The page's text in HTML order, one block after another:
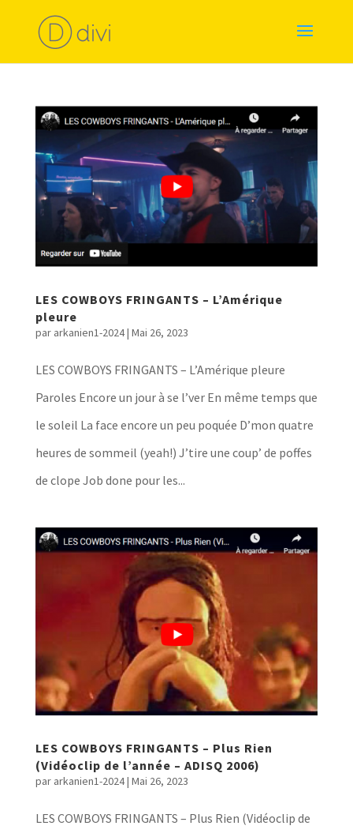
LES COWBOYS FRINGANTS – L’Amérique
pleure
par arkanien1-2024| Mai 26, 2023
LES COWBOYS FRINGANTS – L’Amérique pleure
Paroles Encore un jour à se l’ver En même temps que
le soleil La face encore un peu poquée D’mon quatre
heures de sommeil (yeah!) J’tire une coup’ de poffes
de clope Job done pour les...
LES COWBOYS FRINGANTS – Plus Rien
(Vidéoclip de l’année – ADISQ 2006)
par arkanien1-2024| Mai 26, 2023
LES COWBOYS FRINGANTS – Plus Rien (Vidéoclip de